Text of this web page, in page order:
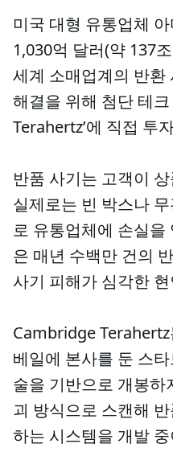
미국 대형 유통업체
1,030억 달러(약 137
세계 소매업계의 반환
해결을 위해 첨단 테
Terahertz’에 직접 투
반품 사기는 고객이
실제로는 빈 박스나
로 유통업체에 손실을
은 매년 수백만 건의
사기 피해가 심각한
Cambridge
베일에 본사를 둔 스
술을 기반으로 개봉
괴 방식으로 스캔해
하는 시스템을 개발